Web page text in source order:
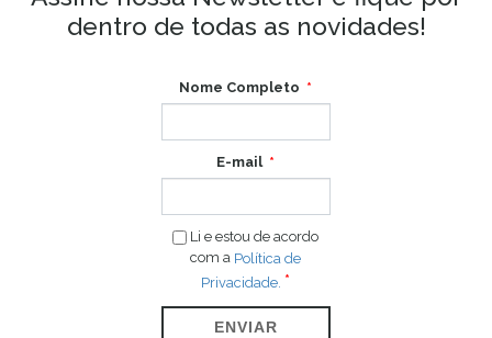
dentro de todas as novidades!
Nome Completo
E-mail
Li e estou de acordo
com a Política de
Privacidade.
ENVIAR